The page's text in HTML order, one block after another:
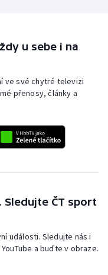
u sebe i na
ve své chytré televizi
přenosy, články a
Sledujte ČT sport
události. Sledujte nás i
a buďte v obraze.